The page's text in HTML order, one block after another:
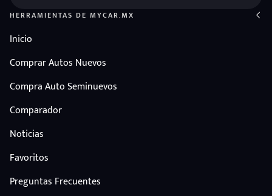
HERRAMIENTAS DE MYCAR.MX
Inicio
Comprar Autos Nuevos
Compra Auto Seminuevos
Comparador
Noticias
Favoritos
Preguntas Frecuentes